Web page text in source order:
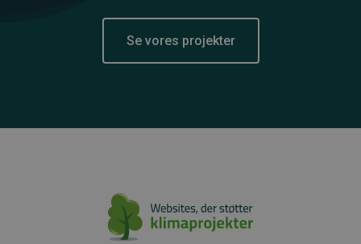
Se vores projekter